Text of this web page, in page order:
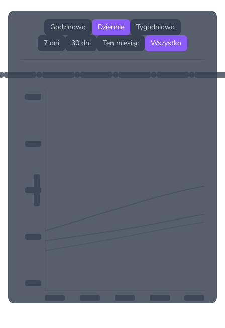
Godzinowo Dziennie
Tygodniowo
7 dni
30 dni Ten miesiąc Wszystko